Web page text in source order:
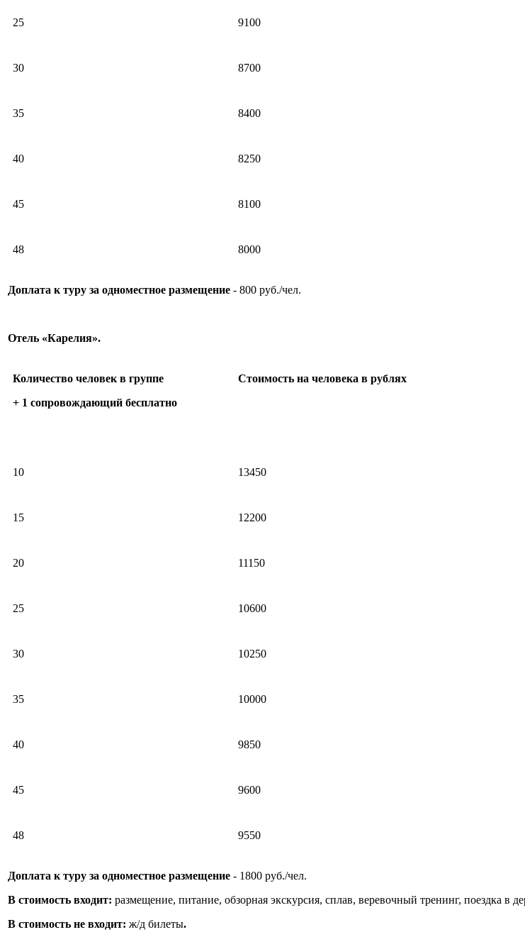
25 9100
30 8700
35 8400
40 8250
45 8100
48 8000
Доплата к туру за одноместное размещение - 800 руб./чел.
Отель «Карелия».
Количество человек в группе
+ 1 сопровождающий бесплатно
Стоимость на человека в рублях
10 13450
15 12200
20 11150
25 10600
30 10250
35 10000
40 9850
45 9600
48 9550
Доплата к туру за одноместное размещение - 1800 руб./чел.
В стоимость входит: размещение, питание, обзорная экскурсия, сплав, веревочный тренинг, поездка
В стоимость не входит: ж/д билеты.